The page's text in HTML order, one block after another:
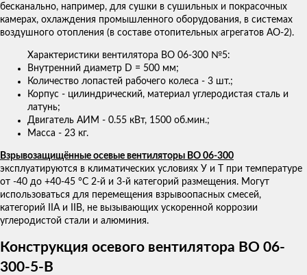
бесканально, например, для сушки в сушильных и покрасочных
камерах, охлаждения промышленного оборудования, в системах
воздушного отопления (в составе отопительных агрегатов АО-2).
Характеристики вентилятора ВО 06-300 №5:
Внутренний диаметр D = 500 мм;
Количество лопастей рабочего колеса - 3 шт.;
Корпус - цилиндрический, материал углеродистая сталь и
латунь;
Двигатель АИМ - 0.55 кВт, 1500 об.мин.;
Масса - 23 кг.
Взрывозащищённые осевые вентиляторы ВО 06-300
эксплуатируются в климатических условиях У и Т при температуре
от -40 до +40-45 °С 2-й и 3-й категорий размещения. Могут
использоваться для перемещения взрывоопасных смесей,
категорий IIA и IIB, не вызывающих ускоренной коррозии
углеродистой стали и алюминия.
Конструкция осевого вентилятора ВО 06-
300-5-В